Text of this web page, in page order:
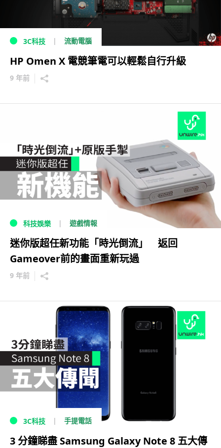
3C科技 流動電腦
HP Omen X 電競筆電可以輕鬆自行升級
9 年前
科技娛樂 遊戲情報
迷你版超任新功能「時光倒流」 返回
Gameover前的畫面重新玩過
9 年前
3C科技 手提電話
3 分鐘睇盡 Samsung Galaxy Note 8 五大傳